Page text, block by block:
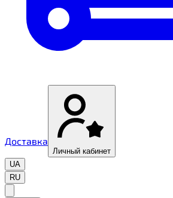
Доставка
Личный кабинет
UA
RU